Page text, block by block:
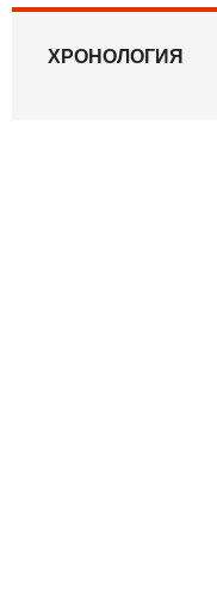
ХРОНОЛОГИЯ